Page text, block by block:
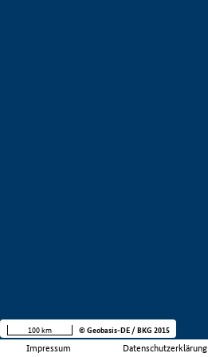
Impressum Datenschutzerklärung
100 km © Geobasis-DE / BKG 2015